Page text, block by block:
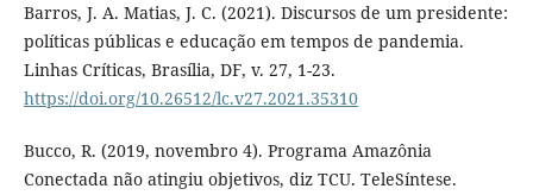
Barros, J. A. Matias, J. C. (2021). Discursos de um presidente:
políticas públicas e educação em tempos de pandemia.
Linhas Críticas, Brasília, DF, v. 27, 1-23.
https://doi.org/10.26512/lc.v27.2021.35310
Bucco, R. (2019, novembro 4). Programa Amazônia
Conectada não atingiu objetivos, diz TCU. TeleSíntese.